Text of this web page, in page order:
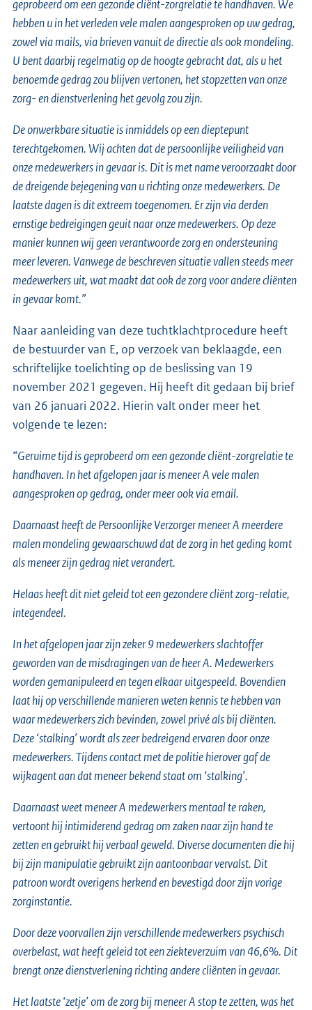
geprobeerd om een gezonde cliënt-zorgrelatie te handhaven. We
hebben u in het verleden vele malen aangesproken op uw gedrag,
zowel via mails, via brieven vanuit de directie als ook mondeling.
U bent daarbij regelmatig op de hoogte gebracht dat, als u het
benoemde gedrag zou blijven vertonen, het stopzetten van onze
zorg- en dienstverlening het gevolg zou zijn.
De onwerkbare situatie is inmiddels op een dieptepunt
terechtgekomen. Wij achten dat de persoonlijke veiligheid van
onze medewerkers in gevaar is. Dit is met name veroorzaakt door
de dreigende bejegening van u richting onze medewerkers. De
laatste dagen is dit extreem toegenomen. Er zijn via derden
ernstige bedreigingen geuit naar onze medewerkers. Op deze
manier kunnen wij geen verantwoorde zorg en ondersteuning
meer leveren. Vanwege de beschreven situatie vallen steeds meer
medewerkers uit, wat maakt dat ook de zorg voor andere cliënten
in gevaar komt.”
Naar aanleiding van deze tuchtklachtprocedure heeft
de bestuurder van E, op verzoek van beklaagde, een
schriftelijke toelichting op de beslissing van 19
november 2021 gegeven. Hij heeft dit gedaan bij brief
van 26 januari 2022. Hierin valt onder meer het
volgende te lezen:
“Geruime tijd is geprobeerd om een gezonde cliënt-zorgrelatie te
handhaven. In het afgelopen jaar is meneer A vele malen
aangesproken op gedrag, onder meer ook via email.
Daarnaast heeft de Persoonlijke Verzorger meneer A meerdere
malen mondeling gewaarschuwd dat de zorg in het geding komt
als meneer zijn gedrag niet verandert.
Helaas heeft dit niet geleid tot een gezondere cliënt zorg-relatie,
integendeel.
In het afgelopen jaar zijn zeker 9 medewerkers slachtoffer
geworden van de misdragingen van de heer A. Medewerkers
worden gemanipuleerd en tegen elkaar uitgespeeld. Bovendien
laat hij op verschillende manieren weten kennis te hebben van
waar medewerkers zich bevinden, zowel privé als bij cliënten.
Deze ‘stalking’ wordt als zeer bedreigend ervaren door onze
medewerkers. Tijdens contact met de politie hierover gaf de
wijkagent aan dat meneer bekend staat om ‘stalking’.
Daarnaast weet meneer A medewerkers mentaal te raken,
vertoont hij intimiderend gedrag om zaken naar zijn hand te
zetten en gebruikt hij verbaal geweld. Diverse documenten die hij
bij zijn manipulatie gebruikt zijn aantoonbaar vervalst. Dit
patroon wordt overigens herkend en bevestigd door zijn vorige
zorginstantie.
Door deze voorvallen zijn verschillende medewerkers psychisch
overbelast, wat heeft geleid tot een ziekteverzuim van 46,6%. Dit
brengt onze dienstverlening richting andere cliënten in gevaar.
Het laatste ‘zetje’ om de zorg bij meneer A stop te zetten, was het